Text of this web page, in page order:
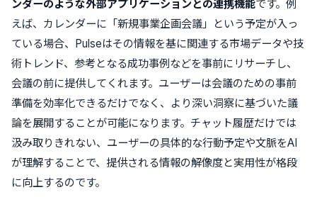
ンダーのような外部アプリケーションとの連携機能です。例
えば、カレンダーに「新規事業企画会議」という予定が入っ
ている場合、Pulseはその情報を基に関連する市場データや技
術トレンド、参考となる成功事例などを事前にリサーチし、
会議の前に提供してくれます。ユーザーは会議のための事前
準備を効率化できるだけでなく、より深い洞察に基づいた議
論を展開することが可能になります。チャット履歴だけでは
汲み取りきれない、ユーザーの具体的な行動予定や文脈をAI
が理解することで、提供される情報の解像度と実用性が格段
に向上するのです。